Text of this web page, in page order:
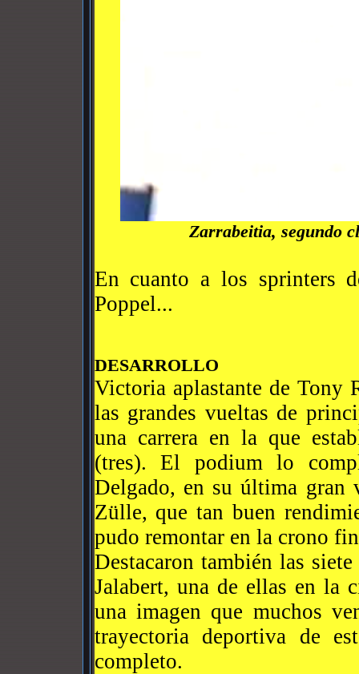
Zarrabeitia, segundo
En cuanto a los sprinters
Poppel...
DESARROLLO
Victoria aplastante de Tony
las grandes vueltas de
una carrera en la que
(tres). El podium lo
Delgado, en su última gran
Zülle, que tan buen
pudo remontar en la crono
Destacaron también las
Jalabert, una de ellas en la
una imagen que muchos
trayectoria deportiva de
completo.